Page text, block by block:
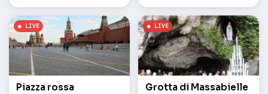
Piazza rossa Grotta di Massabielle